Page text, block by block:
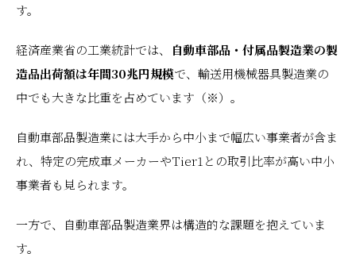
す。
経済産業省の工業統計では、
自動車部品・付属品製造業の製
造品出荷額は年間30兆円規模で、輸送用機械器具製造業の
中でも大きな比重を占めています（※）。
自動車部品製造業には大手から中小まで幅広い事業者が含ま
れ、特定の完成車メーカーやTier1との取引比率が高い中小
事業者も見られます。
一方で、自動車部品製造業界は構造的な課題を抱えていま
す。